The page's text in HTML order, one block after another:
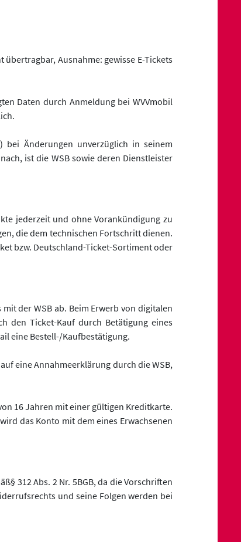
Ausnahme: gewisse E-Tickets
Daten durch Anmeldung bei WVVmobil
bei Änderungen unverzüglich in seinem
ist die WSB sowie deren Dienstleister
jederzeit und ohne Vorankündigung zu
die dem technischen Fortschritt dienen.
bzw. Deutschland-Ticket-Sortiment oder
der WSB ab. Beim Erwerb von digitalen
den Ticket-Kauf durch Betätigung eines
eine Bestell-/Kaufbestätigung.
eine Annahmeerklärung durch die WSB,
16 Jahren mit einer gültigen Kreditkarte.
das Konto mit dem eines Erwachsenen
312 Abs. 2 Nr. 5BGB, da die Vorschriften
und seine Folgen werden bei